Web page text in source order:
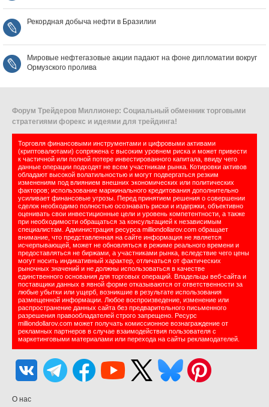
Рекордная добыча нефти в Бразилии
Мировые нефтегазовые акции падают на фоне дипломатии вокруг
Ормузского пролива
Форум Трейдеров Миллионер: Социальный обменник торговыми
стратегиями форекс и идеями для трейдинга!
Торговля финансовыми инструментами и цифровыми активами
(криптовалютами) сопряжена с высоким уровнем риска и может привести
к частичной или полной потере инвестированного капитала, ввиду чего
данные операции подходят не всем участникам рынка. Котировки активов
обладают высокой волатильностью и могут подвергаться резким
изменениям под влиянием внешних экономических или политических
факторов; использование маржинального кредитования дополнительно
усиливает финансовые угрозы. Перед принятием решения о совершении
сделок необходимо полностью осознавать риски и издержки, объективно
оценивать свои инвестиционные цели и уровень компетентности, а также
при необходимости обращаться за консультацией к независимым
специалистам. Администрация ресурса milliondollarov.com обращает
внимание, что представленная на сайте информация не является
исчерпывающей, может не обновляться в режиме реального времени и
предоставляться не биржами, а участниками рынка, вследствие чего цены
могут носить индикативный характер, отличаться от фактических
рыночных значений и не должны использоваться в качестве
единственного основания для торговых операций. Владельцы веб-сайта и
поставщики данных в явной форме отказываются от ответственности за
любые убытки или ущерб, возникшие в результате использования
размещенной информации. Любое воспроизведение, изменение или
распространение данных сайта без предварительного письменного
разрешения правообладателей строго запрещено. Ресурс
milliondollarov.com может получать комиссионное вознаграждение от
рекламных партнеров в случае взаимодействия пользователя с
маркетинговыми материалами или перехода на сайты рекламодателей.
О нас